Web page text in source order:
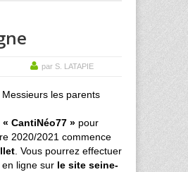
par S. LATAPIE
les parents
« CantiNéo77 » pour
2020/2021 commence
. Vous pourrez effectuer
ligne sur le site seine-